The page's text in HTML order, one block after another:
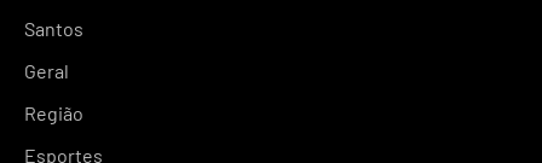
Santos
Geral
Região
Esportes